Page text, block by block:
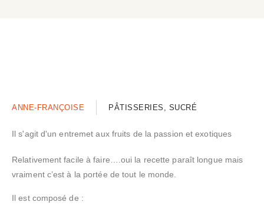
ANNE-FRANÇOISE PÂTISSERIES, SUCRÉ
Il s'agit d'un entremet aux fruits de la passion et exotiques
Relativement facile à faire….oui la recette paraît longue mais
vraiment c’est à la portée de tout le monde.
Il est composé de :